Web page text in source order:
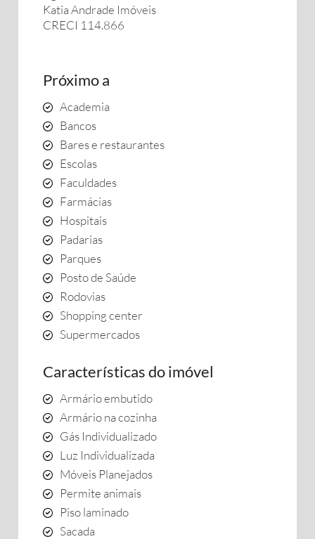
Katia Andrade Imóveis
CRECI 114.866
Próximo a
Academia
Bancos
Bares e restaurantes
Escolas
Faculdades
Farmácias
Hospitais
Padarias
Parques
Posto de Saúde
Rodovias
Shopping center
Supermercados
Características do imóvel
Armário embutido
Armário na cozinha
Gás Individualizado
Luz Individualizada
Móveis Planejados
Permite animais
Piso laminado
Sacada